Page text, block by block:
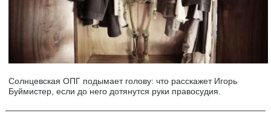
Солнцевская ОПГ подымает голову: что расскажет Игорь
Буймистер, если до него дотянутся руки правосудия.